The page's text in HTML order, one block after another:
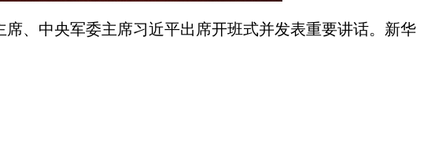
、中央军委主席习近平出席开班式并发表重要讲话。新华